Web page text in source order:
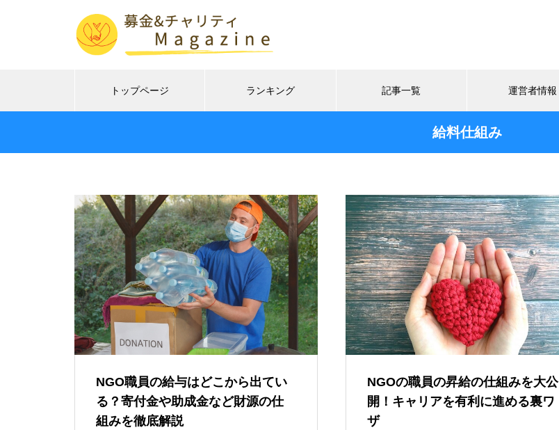
トップページ ランキング 記事一覧 運営者情報
給料仕組み
NGO職員の給与はどこから出てい
る？寄付金や助成金など財源の仕
組みを徹底解説
NGOの職員の昇給の仕組みを大公
開！キャリアを有利に進める裏ワ
ザ